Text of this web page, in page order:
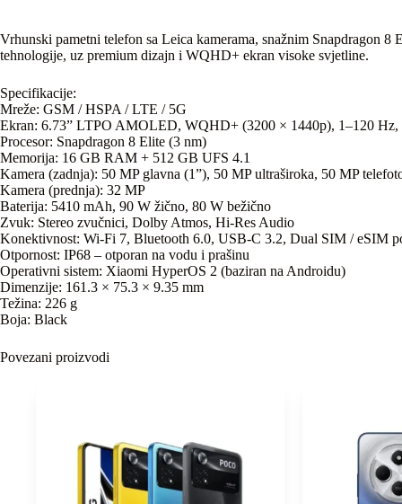
Vrhunski pametni telefon sa Leica kamerama, snažnim Snapdragon
tehnologije, uz premium dizajn i WQHD+ ekran visoke svjetline.
Specifikacije:
Mreže: GSM / HSPA / LTE / 5G
Ekran: 6.73” LTPO AMOLED, WQHD+ (3200 × 1440p), 1–120 Hz,
Procesor: Snapdragon 8 Elite (3 nm)
Memorija: 16 GB RAM + 512 GB UFS 4.1
Kamera (zadnja): 50 MP glavna (1”), 50 MP ultraširoka, 50 MP
Kamera (prednja): 32 MP
Baterija: 5410 mAh, 90 W žično, 80 W bežično
Zvuk: Stereo zvučnici, Dolby Atmos, Hi-Res Audio
Konektivnost: Wi-Fi 7, Bluetooth 6.0, USB-C 3.2, Dual SIM / eSIM
Otpornost: IP68 – otporan na vodu i prašinu
Operativni sistem: Xiaomi HyperOS 2 (baziran na Androidu)
Dimenzije: 161.3 × 75.3 × 9.35 mm
Težina: 226 g
Boja: Black
Povezani proizvodi